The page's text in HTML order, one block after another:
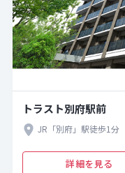
トラスト別府駅前
JR「別府」駅徒歩1分
詳細を見る